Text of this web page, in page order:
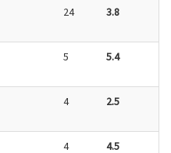
24 3.8
5 5.4
4 2.5
4 4.5